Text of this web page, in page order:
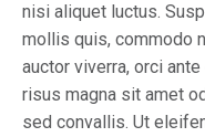
nisi aliquet luctus.
mollis quis, commodo
auctor viverra, orci
risus magna sit amet
sed convallis. Ut